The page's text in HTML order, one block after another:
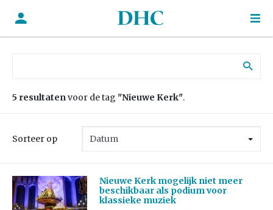
5 resultatenvoor de tag "Nieuwe Kerk".
Sorteer op
Nieuwe Kerk mogelijk niet meer
beschikbaar als podium voor
klassieke muziek